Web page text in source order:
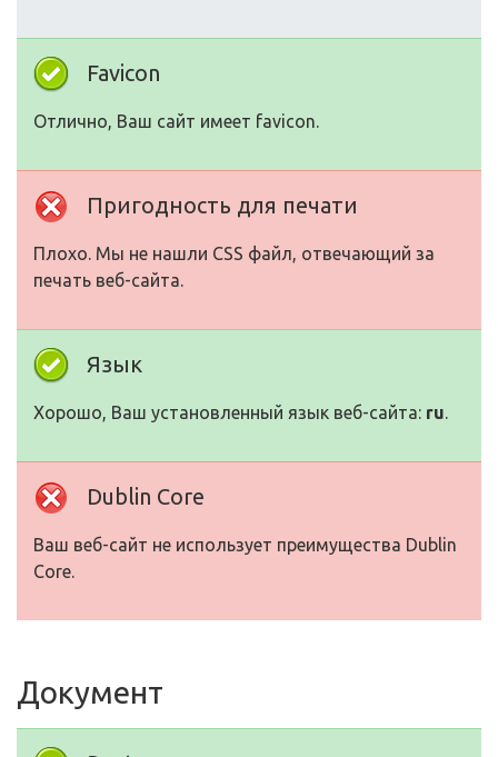
Favicon
Отлично, Ваш сайт имеет favicon.
Пригодность для печати
Плохо. Мы не нашли CSS файл, отвечающий за
печать веб-сайта.
Язык
Хорошо, Ваш установленный язык веб-сайта: ru.
Dublin Core
Ваш веб-сайт не использует преимущества Dublin
Core.
Документ